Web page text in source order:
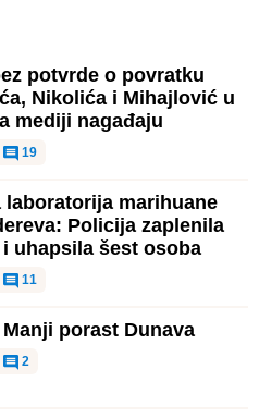
potvrde o povratku
Nikolića i Mihajlović u
mediji nagađaju
19
laboratorija marihuane
Policija zaplenila
uhapsila šest osoba
11
porast Dunava
2